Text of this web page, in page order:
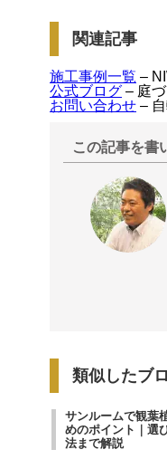
関連記事
施工事例一覧 –
公式ブログ – 庭
お問い合わせ –
この記事を書
類似したブ
サンルームで観葉
めのポイント｜選
法まで解説